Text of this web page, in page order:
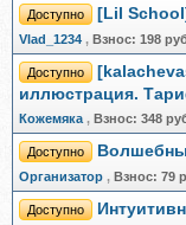
Доступно [Lil
Vlad_1234 , Взнос: 198
Доступно
иллюстрация.
Кожемяка , Взнос: 348
Доступно
Организатор , Взнос: 79
Доступно